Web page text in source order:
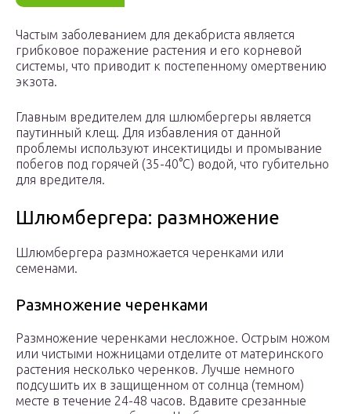
Частым заболеванием для декабриста является
грибковое поражение растения и его корневой
системы, что приводит к постепенному омертвению
экзота.
Главным вредителем для шлюмбергеры является
паутинный клещ. Для избавления от данной
проблемы используют инсектициды и промывание
побегов под горячей (35-40°C) водой, что губительно
для вредителя.
Шлюмбергера: размножение
Шлюмбергера размножается черенками или
семенами.
Размножение черенками
Размножение черенками несложное. Острым ножом
или чистыми ножницами отделите от материнского
растения несколько черенков. Лучше немного
подсушить их в защищенном от солнца (темном)
месте в течение 24-48 часов. Вдавите срезанные